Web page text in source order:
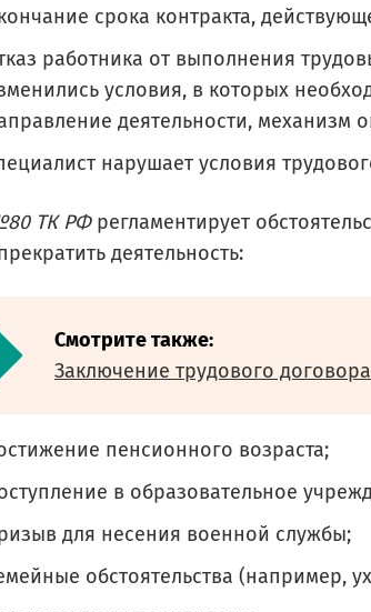
срока контракта,
работника от выполнения
условия, в которых
деятельности, механизм
нарушает условия
ТК РФрегламентирует
деятельность:
Смотрите также:
Заключение трудового
пенсионного возраста;
в образовательное
для несения военной службы;
обстоятельства (например,